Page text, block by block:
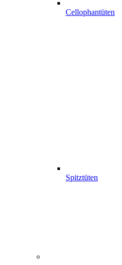
Cellophantüten
Spitztüten